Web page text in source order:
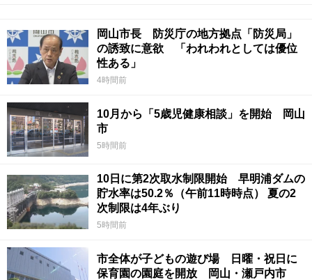
岡山市長 防災庁の地方拠点「防災局」
の誘致に意欲 「われわれとしては優位
性ある」
4時間前
10月から「5歳児健康相談」を開始 岡山
市
5時間前
10日に第2次取水制限開始 早明浦ダムの
貯水率は50.2％（午前11時時点） 夏の2
次制限は4年ぶり
5時間前
市全体が子どもの遊び場 日曜・祝日に
保育園の園庭を開放 岡山・瀬戸内市